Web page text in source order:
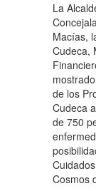
La
Macías,
Cudeca,
de los
Cudeca
de 750
Cosmos